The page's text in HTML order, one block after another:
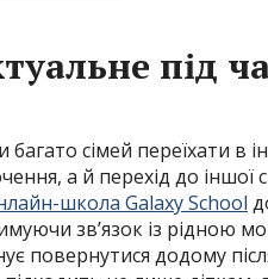
під
сімей переїхати в
а й перехід до іншої
школа Galaxy School
зв’язок із рідною
повернутися додому